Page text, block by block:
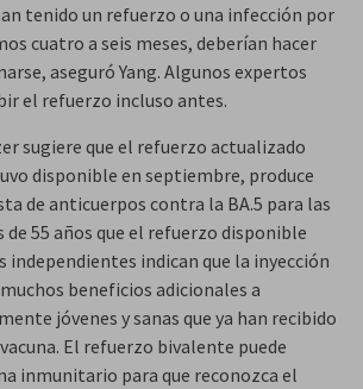
tenido un refuerzo o una infección por
cuatro a seis meses, deberían hacer
aseguró Yang. Algunos expertos
el refuerzo incluso antes.
sugiere que el refuerzo actualizado
disponible en septiembre, produce
de anticuerpos contra la BA.5 para las
de 55 años que el refuerzo disponible
independientes indican que la inyección
beneficios adicionales a
jóvenes y sanas que ya han recibido
El refuerzo bivalente puede
inmunitario para que reconozca el